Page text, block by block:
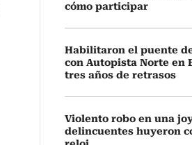
cómo participar
Habilitaron el puente
con Autopista Norte en
tres años de retrasos
Violento robo en una
delincuentes huyeron